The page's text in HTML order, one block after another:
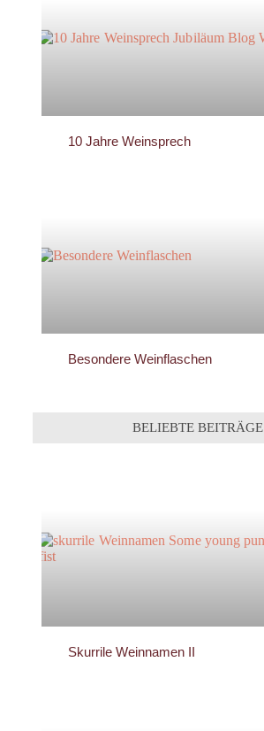
10 Jahre Weinsprech
Besondere Weinflaschen
BELIEBTE BEITRÄGE
Skurrile Weinnamen II